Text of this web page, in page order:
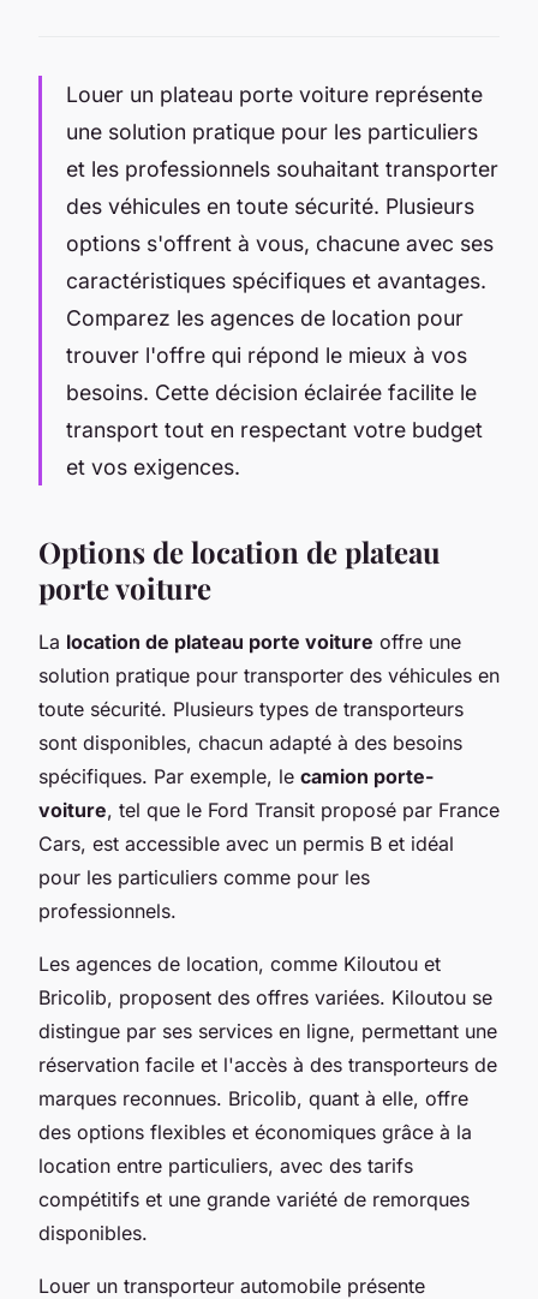
Louer un plateau porte voiture représente
une solution pratique pour les particuliers
et les professionnels souhaitant transporter
des véhicules en toute sécurité. Plusieurs
options s'offrent à vous, chacune avec ses
caractéristiques spécifiques et avantages.
Comparez les agences de location pour
trouver l'offre qui répond le mieux à vos
besoins. Cette décision éclairée facilite le
transport tout en respectant votre budget
et vos exigences.
Options de location de plateau
porte voiture
La location de plateau porte voiture offre une
solution pratique pour transporter des véhicules en
toute sécurité. Plusieurs types de transporteurs
sont disponibles, chacun adapté à des besoins
spécifiques. Par exemple, le camion porte-
voiture, tel que le Ford Transit proposé par France
Cars, est accessible avec un permis B et idéal
pour les particuliers comme pour les
professionnels.
Les agences de location, comme Kiloutou et
Bricolib, proposent des offres variées. Kiloutou se
distingue par ses services en ligne, permettant une
réservation facile et l'accès à des transporteurs de
marques reconnues. Bricolib, quant à elle, offre
des options flexibles et économiques grâce à la
location entre particuliers, avec des tarifs
compétitifs et une grande variété de remorques
disponibles.
Louer un transporteur automobile présente